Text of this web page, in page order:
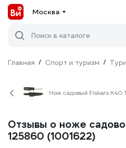
Москва
Поиск в каталоге
Главная / Спорт и туризм /
Нож садовый Fiskars K40
Отзывы о ноже
125860 (1001622)